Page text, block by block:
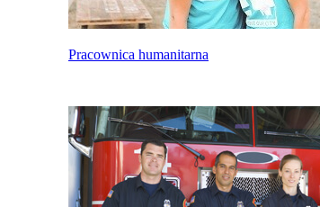
Pracownica humanitarna